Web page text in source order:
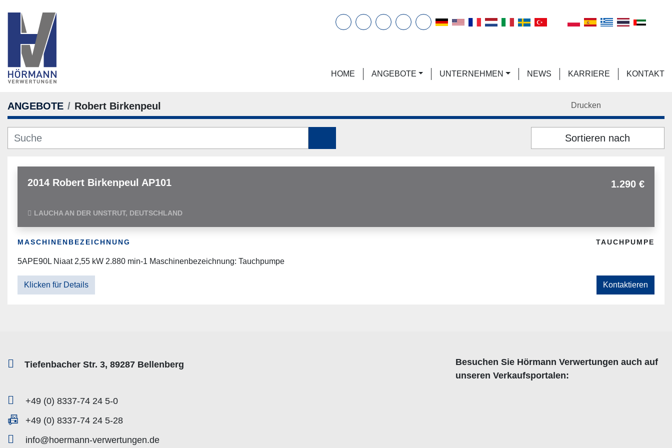
E-MailTelefoninstagramfacebooklinkedin
HOME ANGEBOTE UNTERNEHMEN NEWS KARRIERE KONTAKT
ANGEBOTE Robert Birkenpeul Drucken
Sortieren nach
2014 Robert Birkenpeul AP101
LAUCHA AN DER UNSTRUT, DEUTSCHLAND
1.290 €
MASCHINENBEZEICHNUNG TAUCHPUMPE
5APE90L Niaat 2,55 kW 2.880 min-1 Maschinenbezeichnung: Tauchpumpe
Klicken für Details Kontaktieren
Tiefenbacher Str. 3, 89287 Bellenberg
+49 (0) 8337-74 24 5-0
+49 (0) 8337-74 24 5-28
info@hoermann-verwertungen.de
Besuchen Sie Hörmann Verwertungen auch auf
unseren Verkaufsportalen: